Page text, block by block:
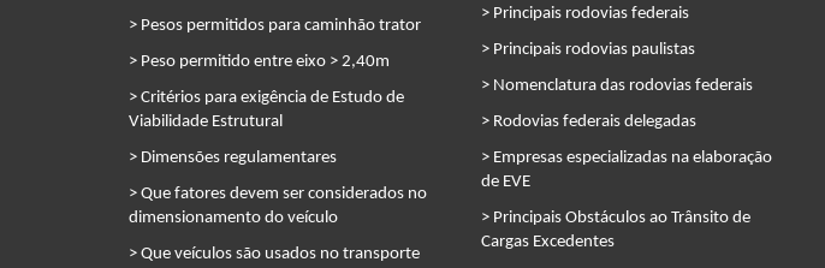
> Pesos permitidos para caminhão trator
> Peso permitido entre eixo > 2,40m
> Critérios para exigência de Estudo de
Viabilidade Estrutural
> Dimensões regulamentares
> Que fatores devem ser considerados no
dimensionamento do veículo
> Que veículos são usados no transporte
> Principais rodovias federais
> Principais rodovias paulistas
> Nomenclatura das rodovias federais
> Rodovias federais delegadas
> Empresas especializadas na elaboração
de EVE
> Principais Obstáculos ao Trânsito de
Cargas Excedentes